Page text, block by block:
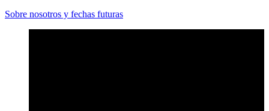
Sobre nosotros y fechas futuras